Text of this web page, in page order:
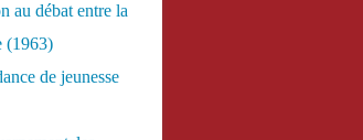
au débat entre la
(1963)
de jeunesse